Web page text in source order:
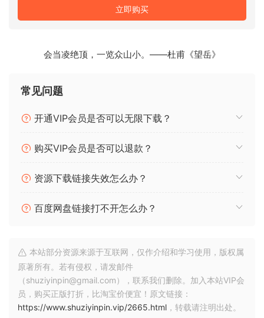
作。每个预设都包含四个循环，每个循环都有自己的可切换图
案、播放模式（包括反向！）、包络、效果等。为了进一步调
个循环的图案长度可以独立设置以增加多节奏的乐趣，并且六
如果您在选择上感到不知所措，SCHEMA: DARK的每个循环都
16个切片都可以随机重新排序，序列器模式本身也可以通过掷
达完全意想不到的地方。
1.0.2 2023-09-21
与新Kontakt版本兼容
与新Kontakt版本兼容
Deep, dark patterns and pulses
For some stories, only the darkest sounds will suffice.
Pairing the all-new SCHEMA Engine with a far-reaching
立即购买
会当凌绝顶，一览众山小。——杜甫《望岳》
常见问题
开通VIP会员是否可以无限下载？
购买VIP会员是否可以退款？
资源下载链接失效怎么办？
百度网盘链接打不开怎么办？
本站部分资源来源于互联网，仅作介绍和学习使用，版权属
原著所有。若有侵权，请发邮件
（shuziyinpin@gmail.com），联系我们删除。加入本站VIP会
员，购买正版打折，比淘宝价便宜！原文链接：
https://www.shuziyinpin.vip/2665.html ，转载请注明出处。